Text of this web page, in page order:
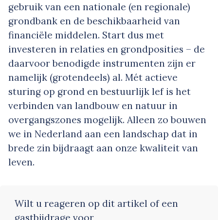
gebruik van een nationale (en regionale)
grondbank en de beschikbaarheid van
financiële middelen. Start dus met
investeren in relaties en grondposities – de
daarvoor benodigde instrumenten zijn er
namelijk (grotendeels) al. Mét actieve
sturing op grond en bestuurlijk lef is het
verbinden van landbouw en natuur in
overgangszones mogelijk. Alleen zo bouwen
we in Nederland aan een landschap dat in
brede zin bijdraagt aan onze kwaliteit van
leven.
Wilt u reageren op dit artikel of een
gastbijdrage voor